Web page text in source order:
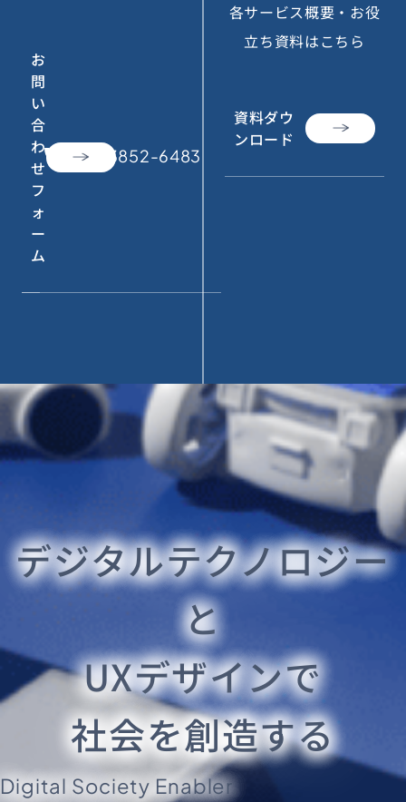
お
問
い
合
わ
せ
フ
ォ
ー
ム
call 050-3852-6483
各サービス概要・お役
立ち資料はこちら
資料ダウ
ンロード
デジタルテクノロジー
と
UXデザインで
社会を創造する
Digital Society Enabler.